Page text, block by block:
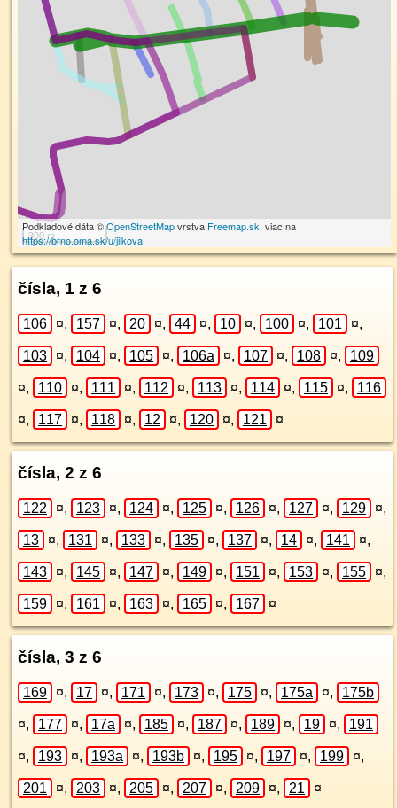
300 m
Podkladové dáta ©OpenStreetMapvrstva Freemap.sk, viac na
https://brno.oma.sk/u/jilkova
čísla, 1 z 6
106 ¤, 157 ¤, 20 ¤, 44 ¤, 10 ¤, 100 ¤, 101 ¤,
103 ¤, 104 ¤, 105 ¤, 106a ¤, 107 ¤, 108 ¤, 109
¤, 110 ¤, 111 ¤, 112 ¤, 113 ¤, 114 ¤, 115 ¤, 116
¤, 117 ¤, 118 ¤, 12 ¤, 120 ¤, 121 ¤
čísla, 2 z 6
122 ¤, 123 ¤, 124 ¤, 125 ¤, 126 ¤, 127 ¤, 129 ¤,
13 ¤, 131 ¤, 133 ¤, 135 ¤, 137 ¤, 14 ¤, 141 ¤,
143 ¤, 145 ¤, 147 ¤, 149 ¤, 151 ¤, 153 ¤, 155 ¤,
159 ¤, 161 ¤, 163 ¤, 165 ¤, 167 ¤
čísla, 3 z 6
169 ¤, 17 ¤, 171 ¤, 173 ¤, 175 ¤, 175a ¤, 175b
¤, 177 ¤, 17a ¤, 185 ¤, 187 ¤, 189 ¤, 19 ¤, 191
¤, 193 ¤, 193a ¤, 193b ¤, 195 ¤, 197 ¤, 199 ¤,
201 ¤, 203 ¤, 205 ¤, 207 ¤, 209 ¤, 21 ¤